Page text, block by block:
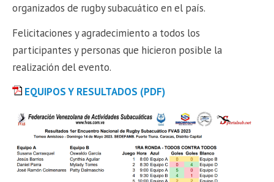
organizados de rugby subacuático en el país.
Felicitaciones y agradecimiento a todos los
participantes y personas que hicieron posible la
realización del evento.
EQUIPOS Y RESULTADOS (PDF)